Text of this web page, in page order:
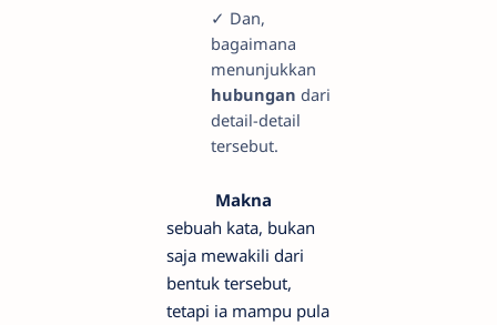
✓ Dan,
bagaimana
menunjukkan
hubungan dari
detail-detail
tersebut.
Makna
sebuah kata, bukan
saja mewakili dari
bentuk tersebut,
tetapi ia mampu pula